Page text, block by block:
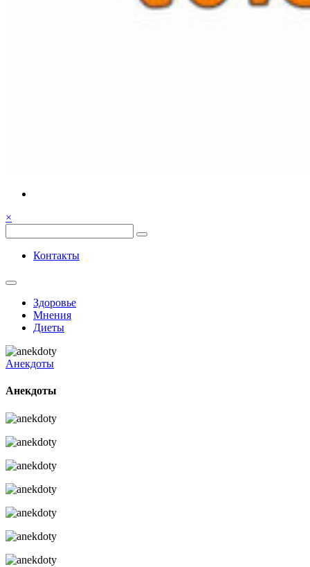
Весёлый и здоровый образ
жизни
Семья, общение, здоровье.
×
Весёлый и здоровый образ жизни
Контакты
Здоровье
Мнения
Диеты
Анекдоты
Анекдоты